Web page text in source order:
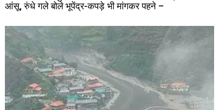
आंसू, रुंधे गले बोले भूपेंद्र-कपड़े भी मांगकर पहने –